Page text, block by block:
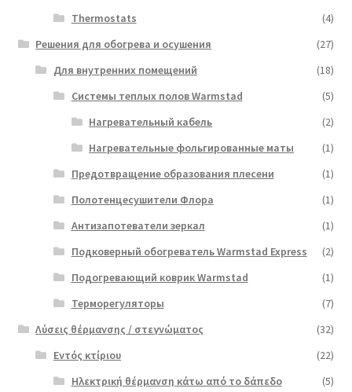
Thermostats
(4)
Решения для обогрева и осушения
(27)
Для внутренних помещений
(18)
Системы теплых полов Warmstad
(5)
Нагревательный кабель
(2)
Нагревательные фольгированные маты
(1)
Предотвращение образования плесени
(1)
Полотенцесушители Флора
(1)
Антизапотеватели зеркал
(1)
Подковерный обогреватель Warmstad Express
(2)
Подогревающий коврик Warmstad
(1)
Терморегуляторы
(7)
Λύσεις θέρμανσης / στεγνώματος
(32)
Εντός κτίριου
(22)
Ηλεκτρική θέρμανση κάτω από το δάπεδο
(5)